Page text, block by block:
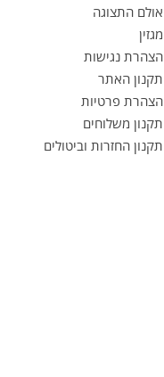
אולם התצוגה
מגזין
הצהרת נגישות
תקנון האתר
הצהרת פרטיות
תקנון משלוחים
תקנון החזרות וביטולים